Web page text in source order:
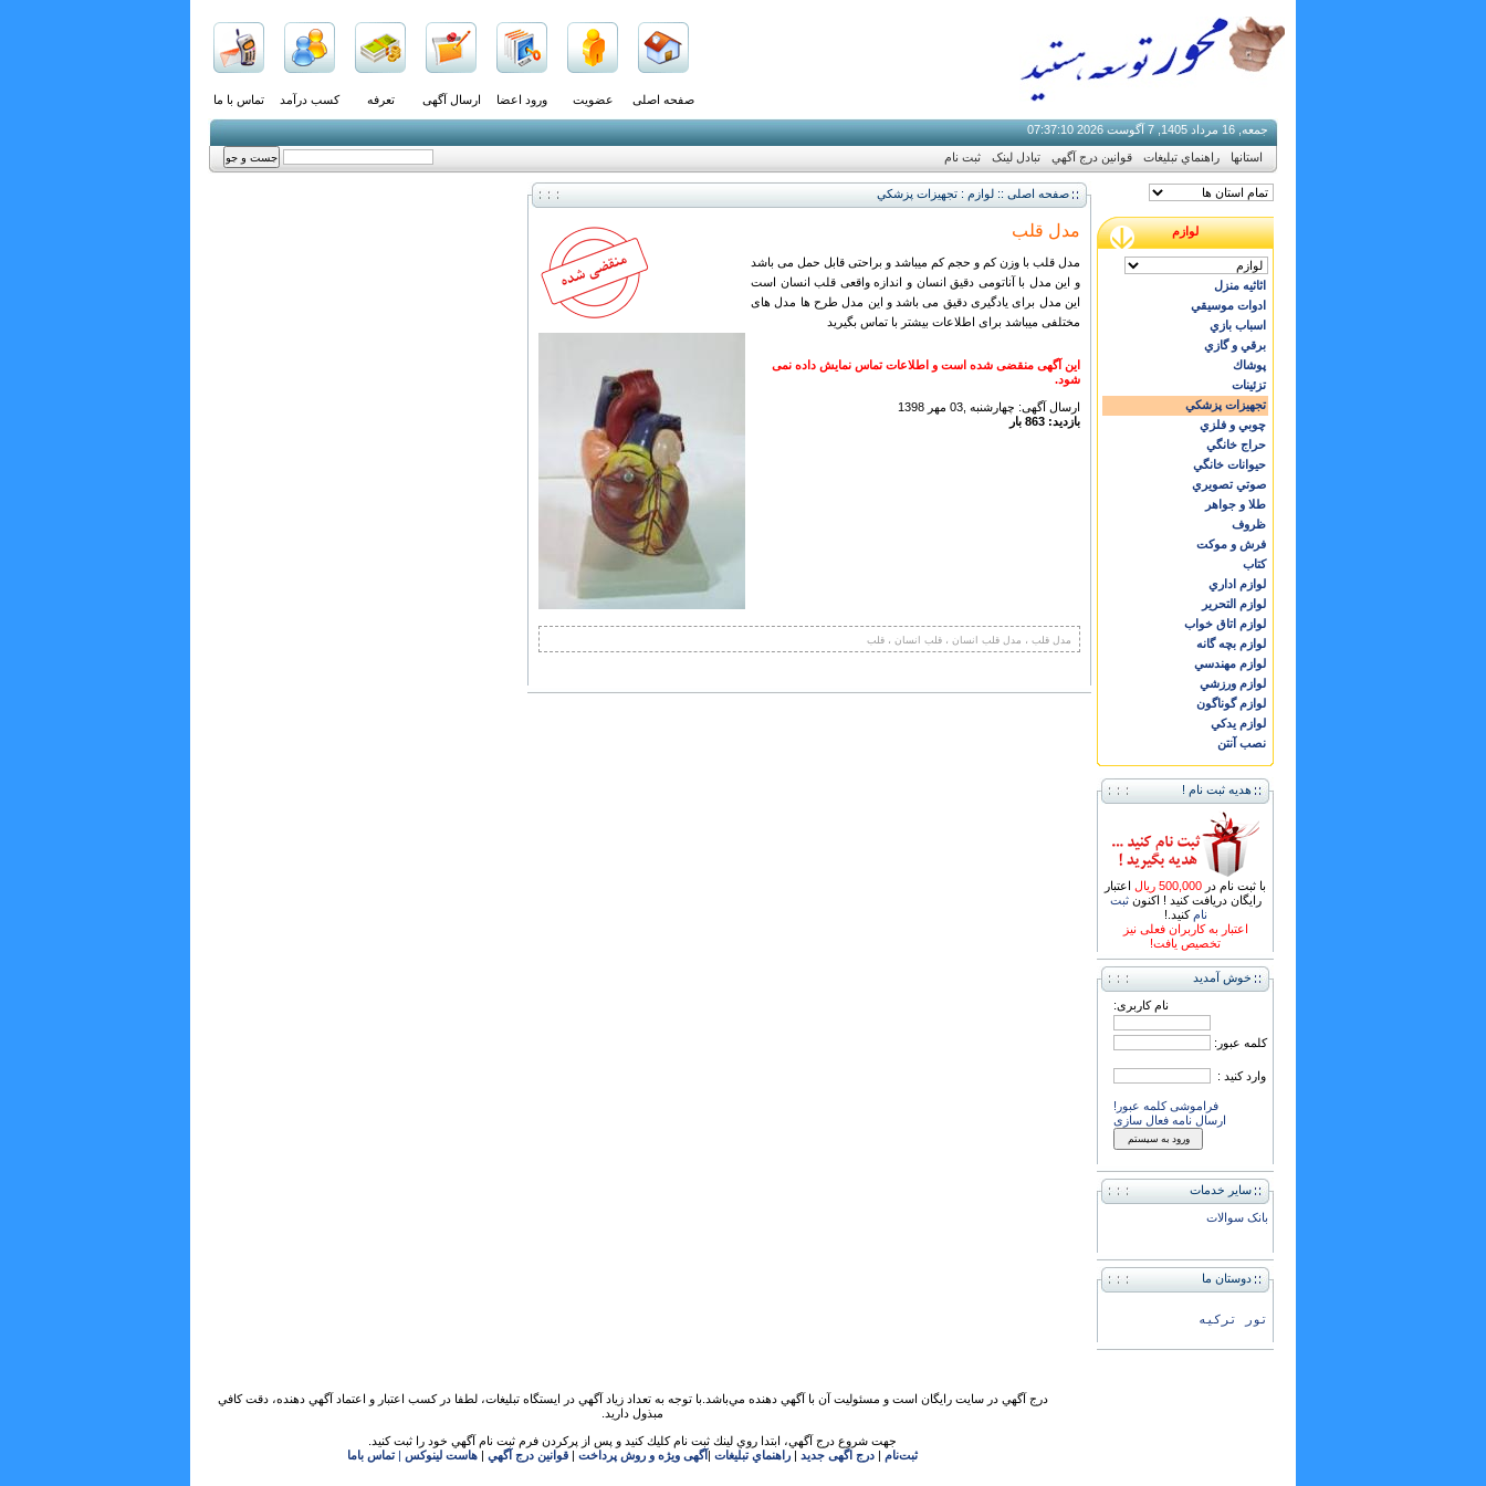
صفحه اصلی عضویت ورود اعضا ارسال آگهی تعرفه کسب درآمد تماس با ما
جمعه, 16 مرداد 1405, 7 آگوست 2026 07:37:10
استانها راهنماي تبليغات قوانين درج آگهي تبادل لینک ثبت نام
لوازم
اثاثيه منزل
ادوات موسيقي
اسباب بازي
برقي و گازي
پوشاك
تزئينات
تجهيزات پزشكي
چوبي و فلزي
حراج خانگي
حيوانات خانگي
صوتي تصويري
طلا و جواهر
ظروف
فرش و موكت
كتاب
لوازم اداري
لوازم التحرير
لوازم اتاق خواب
لوازم بچه گانه
لوازم مهندسي
لوازم ورزشي
لوازم گوناگون
لوازم يدكي
نصب آنتن
هدیه ثبت نام !
با ثبت نام در 500,000 ریال
اعتبار
رایگان دریافت کنید ! اکنونثبت
نام کنید.!
اعتبار به کاربران فعلی نیز
تخصیص یافت!
خوش آمدید
نام کاربری:
کلمه عبور:
وارد کنید :
فراموشی کلمه عبور!
ارسال نامه فعال سازی
سایر خدمات
بانک سوالات
دوستان ما
تور ترکیه
صفحه اصلی :: لوازم : تجهيزات پزشكي
مدل قلب
مدل قلب با وزن کم و حجم کم میباشد و براحتی قابل حمل می باشد
و این مدل با آناتومی دقیق انسان و اندازه واقعی قلب انسان است
این مدل برای یادگیری دقیق می باشد و این مدل طرح ها مدل های
مختلفی میباشد برای اطلاعات بیشتر با تماس بگیرید
این آگهی منقضی شده است و اطلاعات تماس نمایش داده نمی
شود.
ارسال آگهی: چهارشنبه ,03 مهر 1398
بازدید: 863 بار
مدل قلب ، مدل قلب انسان ، قلب انسان ، قلب
درج آگهي در سايت رايگان است و مسئوليت آن با آگهي دهنده مي‌باشد.با توجه به تعداد زياد آگهي در ايستگاه تبلیغات، لطفا در كسب اعتبار و اعتماد آگهي دهنده، دقت كافي
مبذول داريد.
جهت شروع درج آگهي، ابتدا روي لينك ثبت نام كليك كنيد و پس از پركردن فرم ثبت نام آگهي خود را ثبت كنيد.
ثبت‌نام | درج اگهی جدید | راهنماي تبليغات |آگهی ویژه و روش پرداخت | قوانين درج آگهي | هاست لینوکس |تماس باما